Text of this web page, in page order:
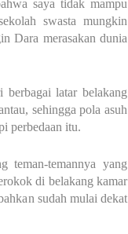
saya tidak mampu
swasta mungkin
Dara merasakan dunia
latar belakang
sehingga pola asuh
perbedaan itu.
teman-temannya yang
di belakang kamar
sudah mulai dekat